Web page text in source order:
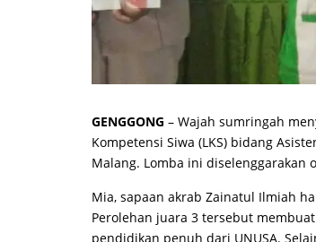
GENGGONG – Wajah sumringah
Kompetensi Siwa (LKS) bidang
Malang. Lomba ini diselenggarakan
Mia, sapaan akrab Zainatul Ilmiah
Perolehan juara 3 tersebut
pendidikan penuh dari UNUSA.